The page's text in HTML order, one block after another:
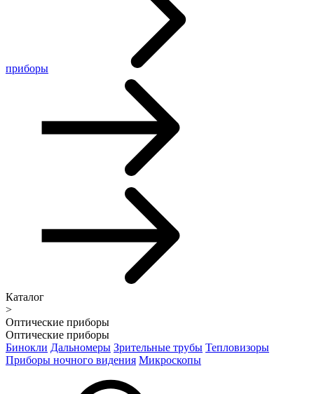
приборы
Каталог
>
Оптические приборы
Оптические приборы
Бинокли Дальномеры Зрительные трубы Тепловизоры
Приборы ночного видения Микроскопы